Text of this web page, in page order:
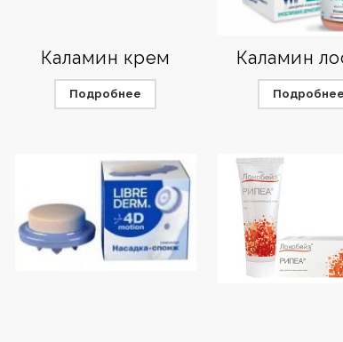
Каламин крем
Подробнее
Каламин